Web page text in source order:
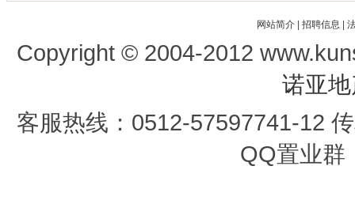
网站简介| 招聘信息
Copyright © 2004-2012
诺亚
客服热线：0512-57597741-12
QQ置业